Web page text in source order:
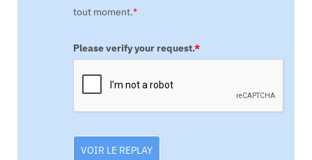
tout moment.*
Please verify your request.*
VOIR LE REPLAY